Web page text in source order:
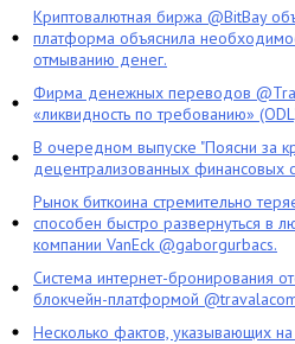
Криптовалютная биржа @BitBay
платформа объяснила
отмыванию денег.
Фирма денежных переводов
«ликвидность по требованию»
В очередном выпуске "Поясни за
децентрализованных финансовых
Рынок биткоина стремительно
способен быстро развернуться в
компании VanEck @gaborgurbacs.
Система интернет-бронирования
блокчейн-платформой
Несколько фактов, указывающих